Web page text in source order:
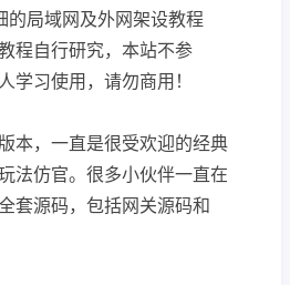
的局域网及外网架设教程
程自行研究，本站不参
学习使用，请勿商用！
本，一直是很受欢迎的经典
法仿官。很多小伙伴一直在
套源码，包括网关源码和